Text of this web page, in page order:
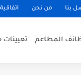
بنا من نحن
المطاعم تعيينات